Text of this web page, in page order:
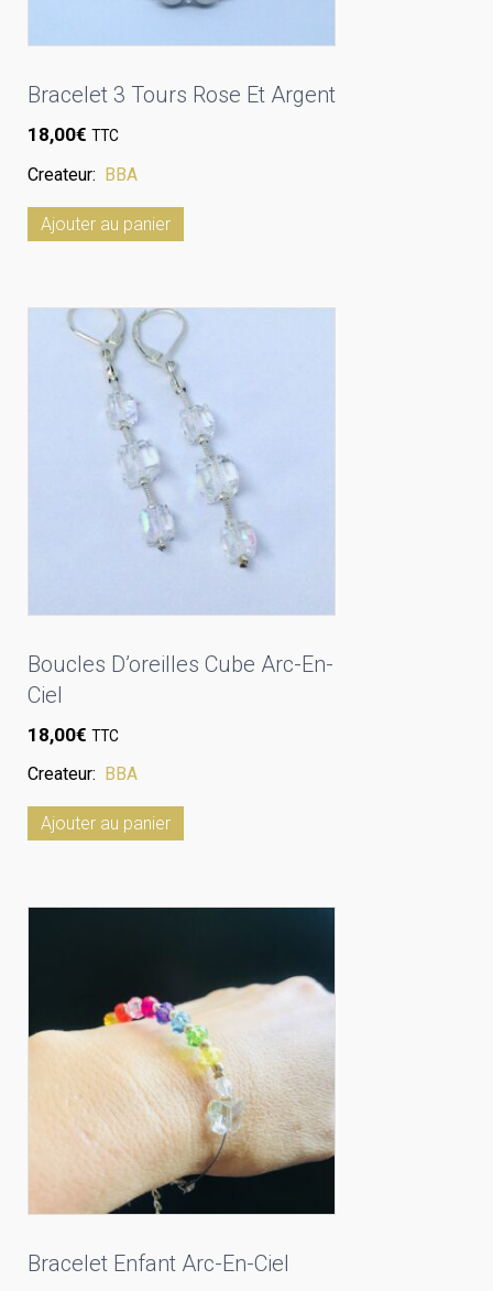
Bracelet 3 Tours Rose Et Argent
18,00€ TTC
Createur: BBA
Ajouter au panier
Boucles D’oreilles Cube Arc-En-
Ciel
18,00€ TTC
Createur: BBA
Ajouter au panier
Bracelet Enfant Arc-En-Ciel